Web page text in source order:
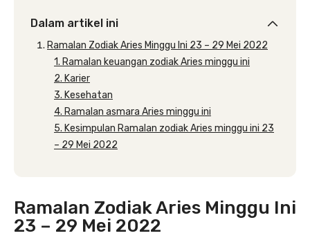
Dalam artikel ini
Ramalan Zodiak Aries Minggu Ini 23 – 29 Mei 2022
1. Ramalan keuangan zodiak Aries minggu ini
2. Karier
3. Kesehatan
4. Ramalan asmara Aries minggu ini
5. Kesimpulan Ramalan zodiak Aries minggu ini 23
– 29 Mei 2022
Ramalan Zodiak Aries Minggu Ini
23 – 29 Mei 2022